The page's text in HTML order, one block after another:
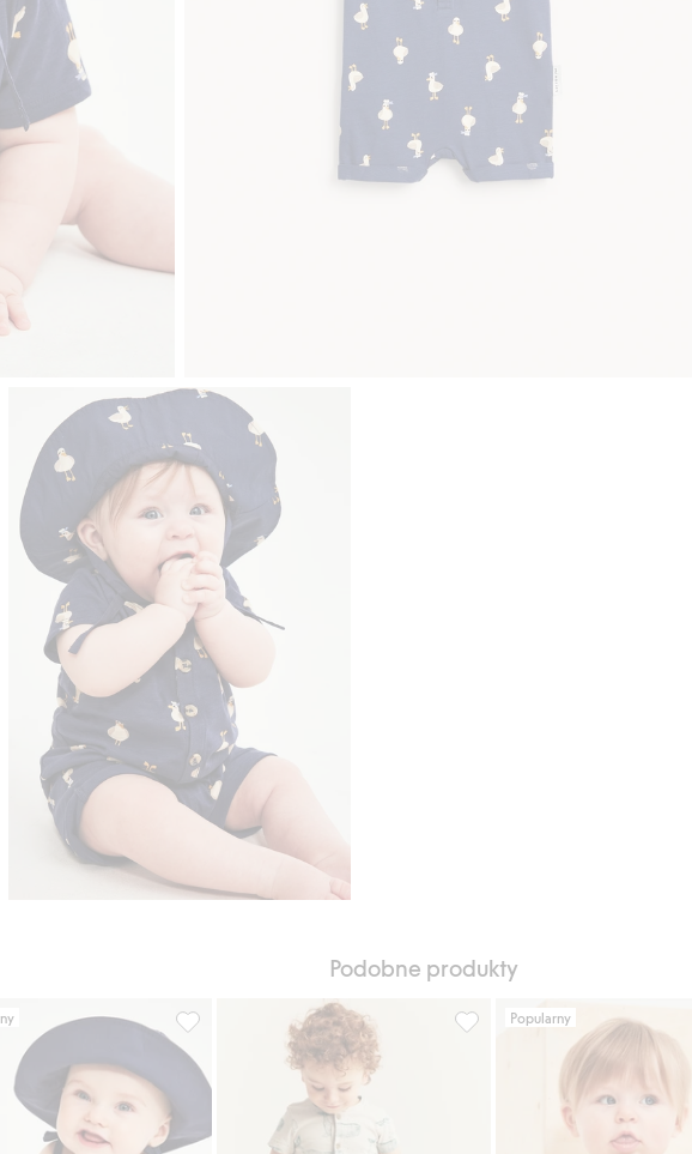
Podobne produkty
z dzianiny, z haftem, Dodaj do listy ulubione
Body dla niemowląt, w mewy, Dodaj do listy ulubione
Kombinezon z krótkimi
Popularny